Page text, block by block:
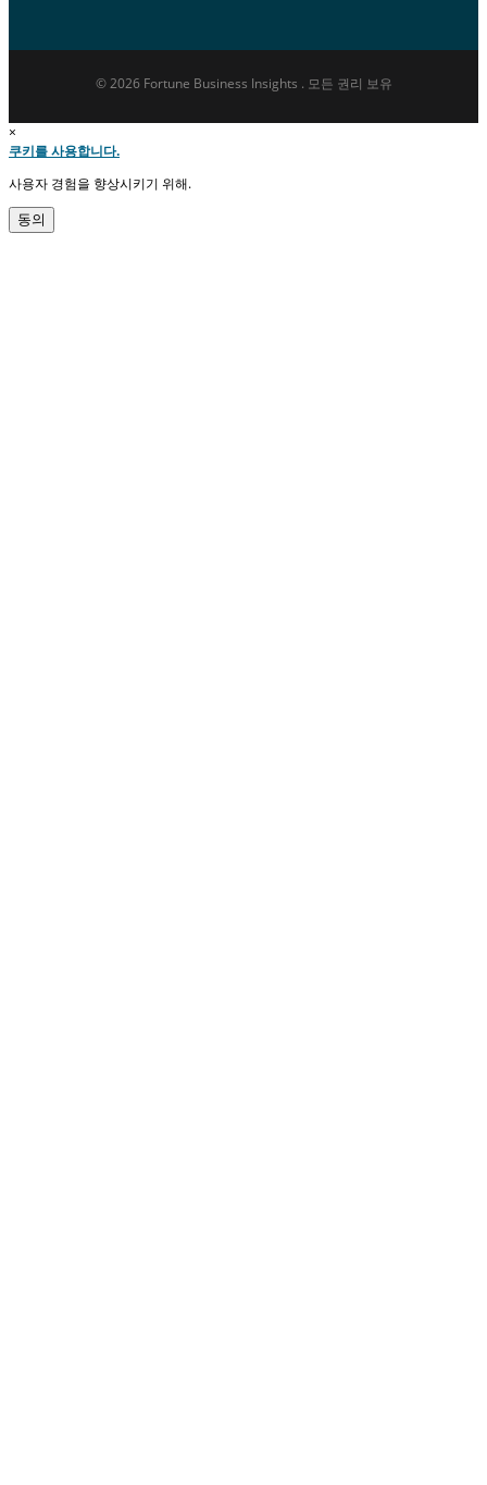
© 2026 Fortune Business Insights . 모든 권리 보유
×
쿠키를 사용합니다.
사용자 경험을 향상시키기 위해.
동의